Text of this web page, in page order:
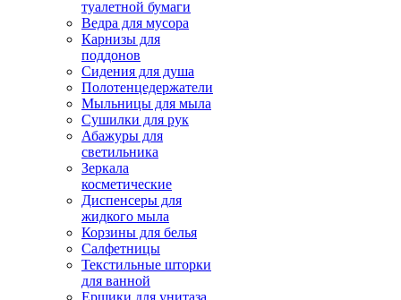
туалетной бумаги
Ведра для мусора
Карнизы для
поддонов
Сидения для душа
Полотенцедержатели
Мыльницы для мыла
Сушилки для рук
Абажуры для
светильника
Зеркала
косметические
Диспенсеры для
жидкого мыла
Корзины для белья
Салфетницы
Текстильные шторки
для ванной
Ершики для унитаза